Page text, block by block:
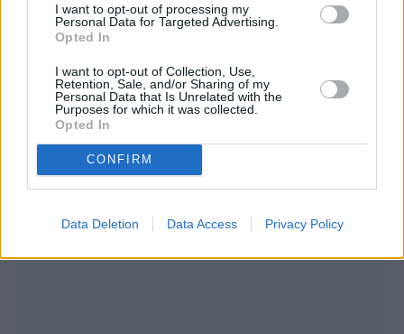
I want to opt-out of processing my
Personal Data for Targeted Advertising.
Opted In
I want to opt-out of Collection, Use,
Retention, Sale, and/or Sharing of my
Personal Data that Is Unrelated with the
Purposes for which it was collected.
Opted In
CONFIRM
Data Deletion Data Access Privacy Policy